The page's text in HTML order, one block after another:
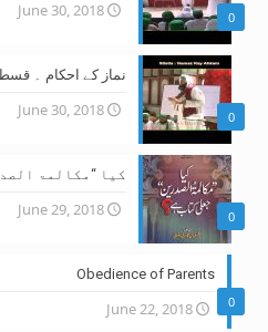
0
June 30, 2018
0
نماز کے احکام ۔ قسط
June 30, 2018
0
کیا “مکالمۃ
June 29, 2018
0
Obedience of Parents
June 22, 2018